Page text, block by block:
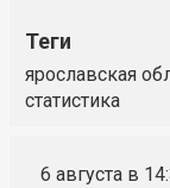
Теги
ярославская
статистика
6 августа в